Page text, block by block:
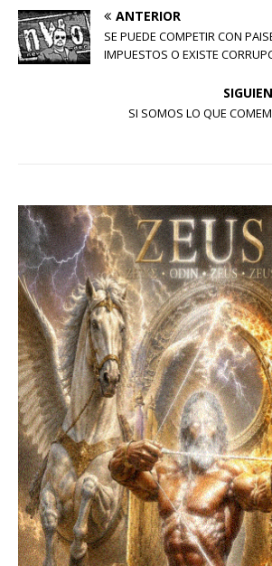
ANTERIOR
SE PUEDE COMPETIR CON
IMPUESTOS O EXISTE
SI SOMOS LO QUE